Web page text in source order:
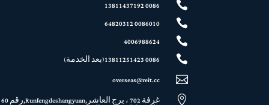

0086 13811437192

0086010 64820312

4006988624

0086 13811251423(بعد الخدمة)

overseas@reit.cc

غرفة 702 ، برج العاشر,Runfengdeshangyuan,رقم 60